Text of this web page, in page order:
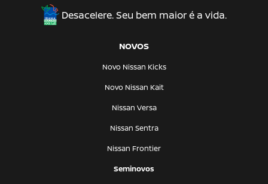
Desacelere. Seu bem maior é a vida.
NOVOS
Novo Nissan Kicks
Novo Nissan Kait
Nissan Versa
Nissan Sentra
Nissan Frontier
Seminovos